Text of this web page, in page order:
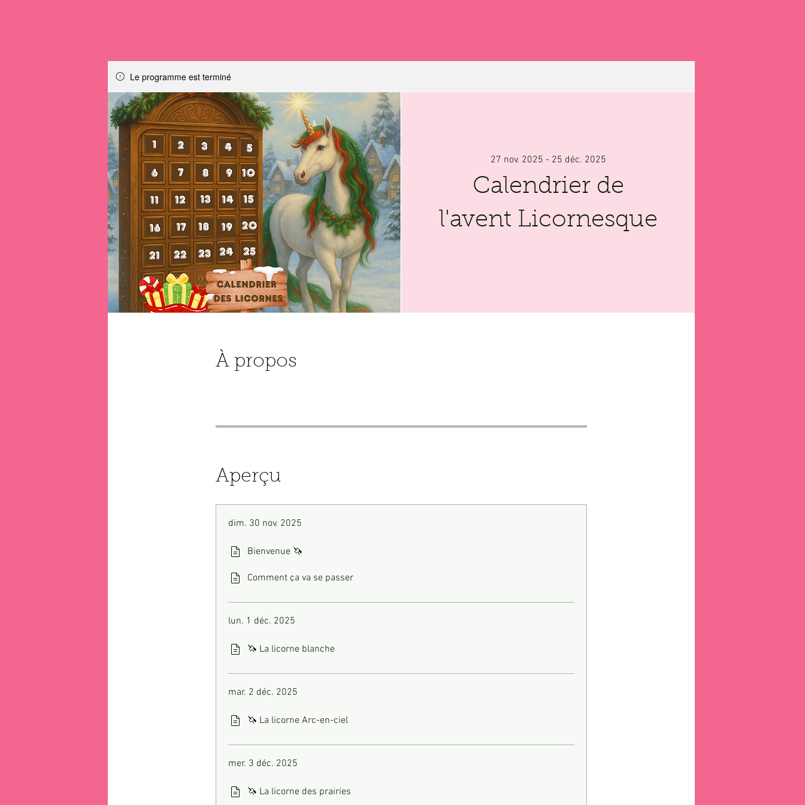
Le programme est terminé
Calendrier de
l'avent Licornesque
27 nov. 2025 - 25 déc. 2025
À propos
Aperçu
dim. 30 nov. 2025
Bienvenue 🦄
Comment ça va se passer
lun. 1 déc. 2025
🦄 La licorne blanche
mar. 2 déc. 2025
🦄 La licorne Arc-en-ciel
mer. 3 déc. 2025
🦄 La licorne des prairies